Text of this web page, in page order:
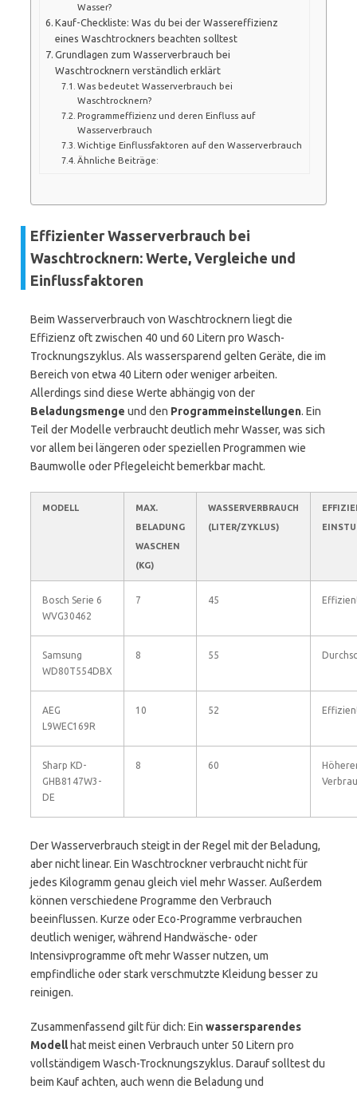
Wasser?
Kauf-Checkliste: Was du bei der Wassereffizienz
eines Waschtrockners beachten solltest
Grundlagen zum Wasserverbrauch bei
Waschtrocknern verständlich erklärt
Was bedeutet Wasserverbrauch bei
Waschtrocknern?
Programmeffizienz und deren Einfluss auf
Wasserverbrauch
Wichtige Einflussfaktoren auf den Wasserverbrauch
Ähnliche Beiträge:
Effizienter Wasserverbrauch bei
Waschtrocknern: Werte, Vergleiche und
Einflussfaktoren
Beim Wasserverbrauch von Waschtrocknern liegt die
Effizienz oft zwischen 40 und 60 Litern pro Wasch-
Trocknungszyklus. Als wassersparend gelten Geräte, die im
Bereich von etwa 40 Litern oder weniger arbeiten.
Allerdings sind diese Werte abhängig von der
Beladungsmenge und den Programmeinstellungen. Ein
Teil der Modelle verbraucht deutlich mehr Wasser, was sich
vor allem bei längeren oder speziellen Programmen wie
Baumwolle oder Pflegeleicht bemerkbar macht.
MODELL
MAX.
BELADUNG
WASCHEN
(KG)
WASSERVERBRAUCH
(LITER/ZYKLUS)
Bosch Serie 6
WVG30462
7 45
Samsung
WD80T554DBX
8 55
AEG
L9WEC169R
10 52
Sharp KD-
GHB8147W3-
DE
8 60
Der Wasserverbrauch steigt in der Regel mit der Beladung,
aber nicht linear. Ein Waschtrockner verbraucht nicht für
jedes Kilogramm genau gleich viel mehr Wasser. Außerdem
können verschiedene Programme den Verbrauch
beeinflussen. Kurze oder Eco-Programme verbrauchen
deutlich weniger, während Handwäsche- oder
Intensivprogramme oft mehr Wasser nutzen, um
empfindliche oder stark verschmutzte Kleidung besser zu
reinigen.
Zusammenfassend gilt für dich: Ein wassersparendes
Modellhat meist einen Verbrauch unter 50 Litern pro
vollständigem Wasch-Trocknungszyklus. Darauf solltest du
beim Kauf achten, auch wenn die Beladung und